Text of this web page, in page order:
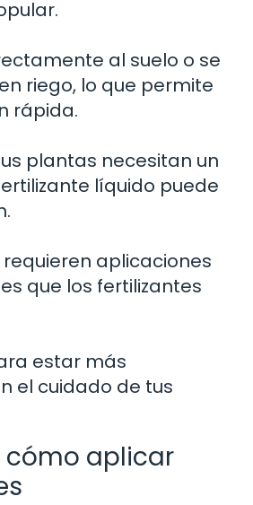
al suelo o se
riego, lo que permite
rápida.
plantas necesitan un
líquido puede
aplicaciones
que los fertilizantes
estar más
el cuidado de tus
cómo aplicar